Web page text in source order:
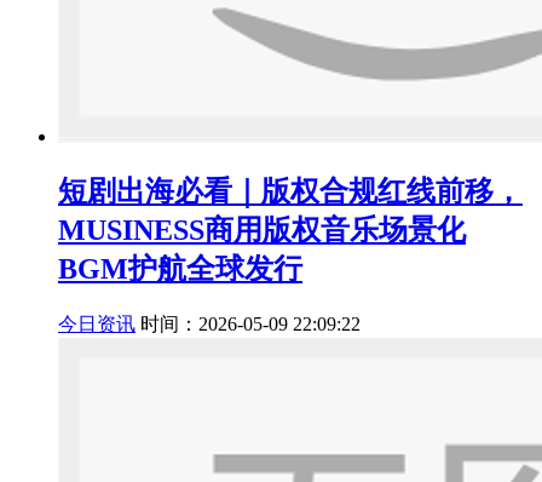
短剧出海必看｜版权合规红线前移，
MUSINESS商用版权音乐场景化
BGM护航全球发行
今日资讯 时间：2026-05-09 22:09:22